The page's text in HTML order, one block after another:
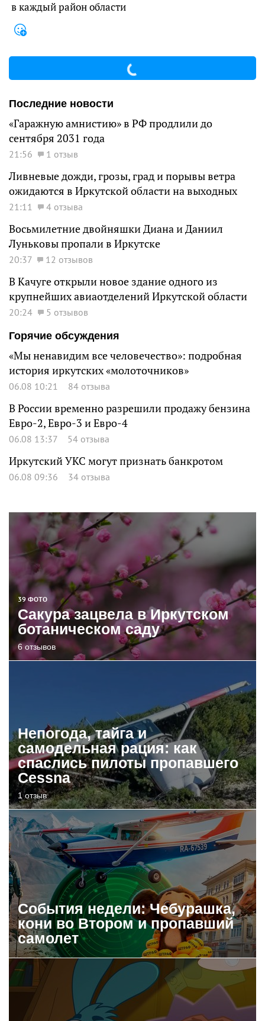
в каждый район области
Последние новости
«Гаражную амнистию» в РФ продлили до
сентября 2031 года
21:56 1 отзыв
Ливневые дожди, грозы, град и порывы ветра
ожидаются в Иркутской области на выходных
21:11 4 отзыва
Восьмилетние двойняшки Диана и Даниил
Луньковы пропали в Иркутске
20:37 12 отзывов
В Качуге открыли новое здание одного из
крупнейших авиаотделений Иркутской области
20:24
5 отзывов
Горячие обсуждения
«Мы ненавидим все человечество»: подробная
история иркутских «молоточников»
06.08 10:21 84 отзыва
В России временно разрешили продажу бензина
Евро-2, Евро-3 и Евро-4
06.08 13:37 54 отзыва
Иркутский УКС могут признать банкротом
06.08 09:36 34 отзыва
39 ФОТО
Сакура зацвела в Иркутском
ботаническом саду
6 отзывов
Непогода, тайга и
самодельная рация: как
спаслись пилоты пропавшего
Cessna
1 отзыв
События недели: Чебурашка,
кони во Втором и пропавший
самолет